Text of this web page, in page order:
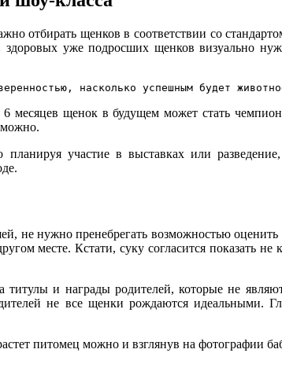
отбирать щенков в соответствии со
уже подросших щенков визуально
насколько успешным будет
месяцев щенок в будущем может стать
участие в выставках или
нужно пренебрегать возможностью оценить
месте. Кстати, суку согласится показать
и награды родителей, которые не
не все щенки рождаются идеальными.
питомец можно и взглянув на фотографии